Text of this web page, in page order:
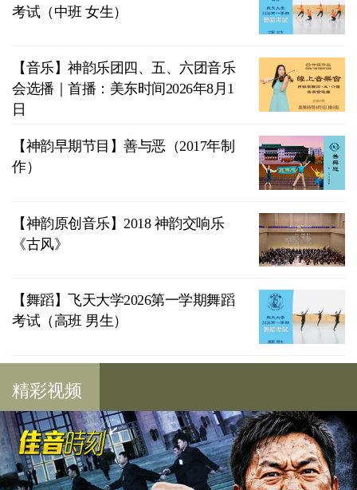
考试（中班 女生）
【音乐】神韵乐团四、五、六团音乐
会选播｜首播：美东时间2026年8月1
日
【神韵早期节目】善与恶（2017年制
作）
【神韵原创音乐】2018 神韵交响乐
《古风》
【舞蹈】飞天大学2026第一学期舞蹈
考试（高班 男生）
精彩视频